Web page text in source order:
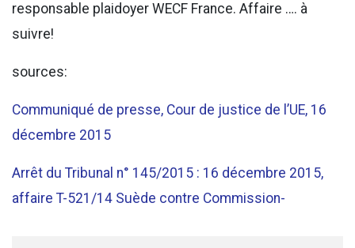
responsable plaidoyer WECF France. Affaire …. à
suivre!
sources:
Communiqué de presse, Cour de justice de l’UE, 16
décembre 2015
Arrêt du Tribunal n° 145/2015 : 16 décembre 2015,
affaire T-521/14 Suède contre Commission-